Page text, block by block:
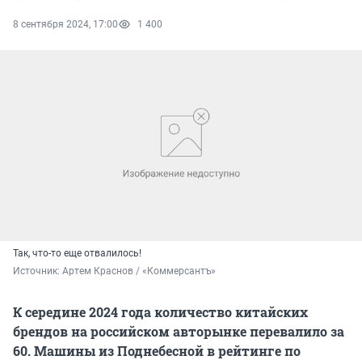
8 сентября 2024, 17:00 1 400
Так, что-то еще отвалилось!
Источник: Артем Краснов / «Коммерсантъ»
К середине 2024 года количество китайских
брендов на российском авторынке перевалило за
60. Машины из Поднебесной в рейтинге по